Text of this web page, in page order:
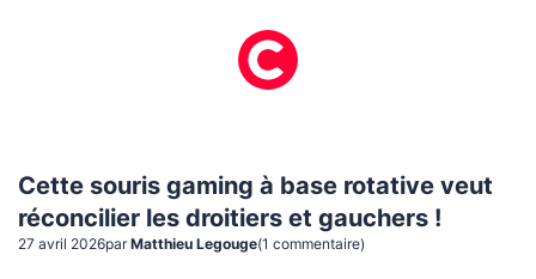
Cette souris gaming à base rotative veut
réconcilier les droitiers et gauchers !
27 avril 2026par Matthieu Legouge(1 commentaire)